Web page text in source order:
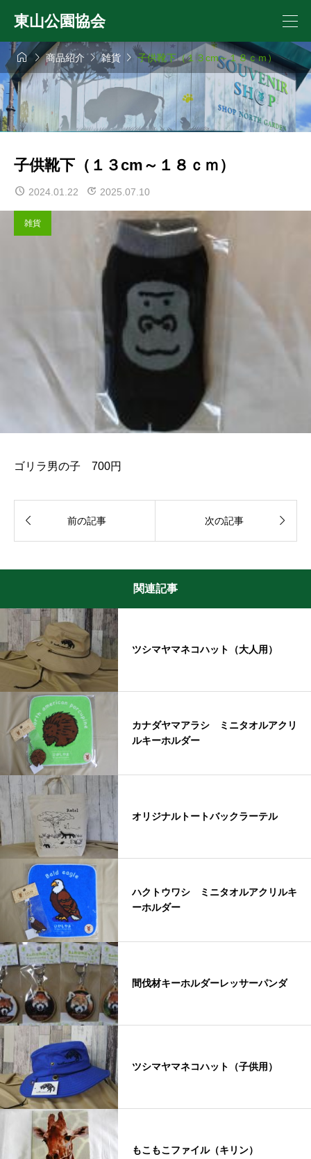
東山公園協会
商品紹介 雑貨 子供靴下（１３cm～１８ｃｍ）
子供靴下（１３cm～１８ｃｍ）
2024.01.22 2025.07.10
雑貨
ゴリラ男の子 700円
 前の記事 次の記事 
関連記事
ツシマヤマネコハット（大人用）
カナダヤマアラシ ミニタオルアクリ
ルキーホルダー
オリジナルトートバックラーテル
ハクトウワシ ミニタオルアクリルキ
ーホルダー
間伐材キーホルダーレッサーパンダ
ツシマヤマネコハット（子供用）
もこもこファイル（キリン）